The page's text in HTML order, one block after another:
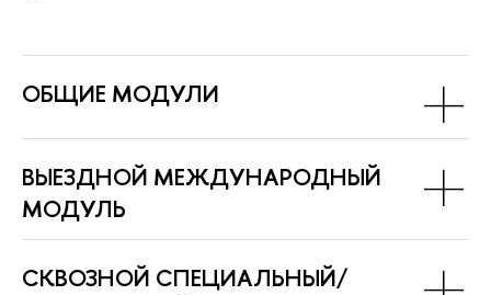
ОБЩИЕ МОДУЛИ
ВЫЕЗДНОЙ МЕЖДУНАРОДНЫЙ
МОДУЛЬ
СКВОЗНОЙ СПЕЦИАЛЬНЫЙ/